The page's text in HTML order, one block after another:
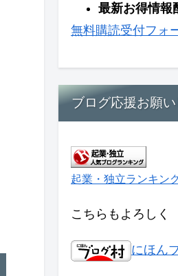
最新お得情報
無料購読受付フォ
ブログ応援お願
起業・独立ランキン
こちらもよろしく
にほん